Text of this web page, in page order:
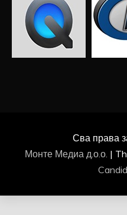
Сва права
Монте Медиа д.о.о. |